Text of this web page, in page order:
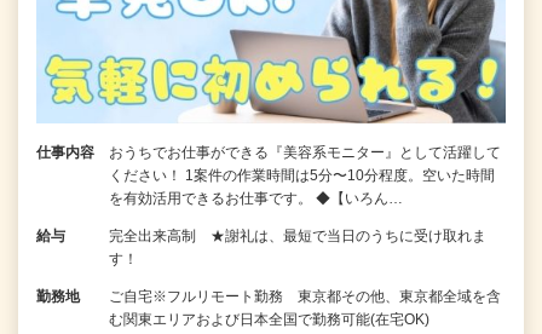
仕事内容
おうちでお仕事ができる『美容系モニター』として活躍して
ください！ 1案件の作業時間は5分〜10分程度。空いた時間
を有効活用できるお仕事です。 ◆【いろん…
給与
完全出来高制 ★謝礼は、最短で当日のうちに受け取れま
す！
勤務地
ご自宅※フルリモート勤務 東京都その他、東京都全域を含
む関東エリアおよび日本全国で勤務可能(在宅OK)